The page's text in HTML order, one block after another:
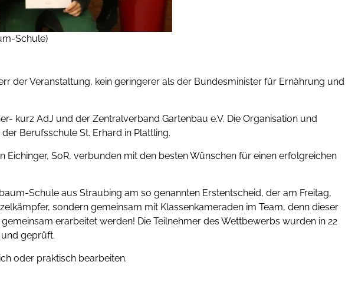
Schule)
der Veranstaltung, kein geringerer als der Bundesminister für Ernährung und
kurz AdJ und der Zentralverband Gartenbau e.V. Die Organisation und
Berufsschule St. Erhard in Plattling.
SoR, verbunden mit den besten Wünschen für einen erfolgreichen
Schule aus Straubing am so genannten Erstentscheid, der am Freitag,
sondern gemeinsam mit Klassenkameraden im Team, denn dieser
erarbeitet werden! Die Teilnehmer des Wettbewerbs wurden in 22
geprüft.
oder praktisch bearbeiten.